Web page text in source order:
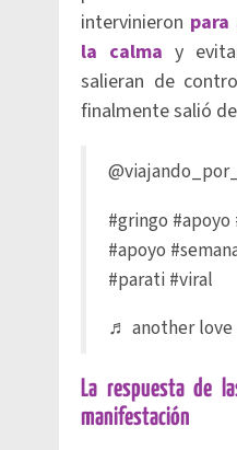
intervinieron
la calma y
salieran de
finalmente salió
#gringo #apoyo
#apoyo
#parati #viral
♬ another love
La respuesta de
manifestación